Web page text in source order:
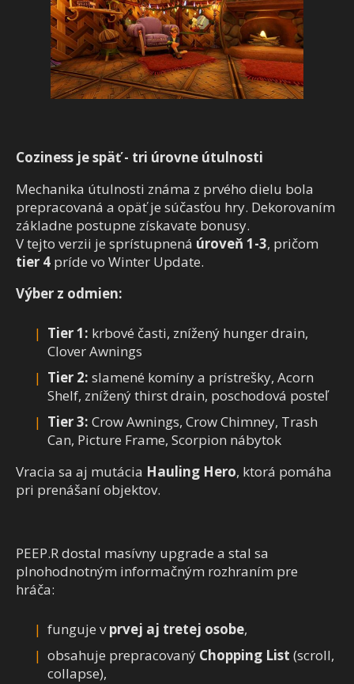
Coziness je späť - tri úrovne útulnosti
Mechanika útulnosti známa z prvého dielu bola
prepracovaná a opäť je súčasťou hry. Dekorovaním
základne postupne získavate bonusy.
V tejto verzii je sprístupnená úroveň 1-3, pričom
tier 4 príde vo Winter Update.
Výber z odmien:
Tier 1: krbové časti, znížený hunger drain,
Clover Awnings
Tier 2: slamené komíny a prístrešky, Acorn
Shelf, znížený thirst drain, poschodová posteľ
Tier 3: Crow Awnings, Crow Chimney, Trash
Can, Picture Frame, Scorpion nábytok
Vracia sa aj mutácia Hauling Hero, ktorá pomáha
pri prenášaní objektov.
PEEP.R dostal masívny upgrade a stal sa
plnohodnotným informačným rozhraním pre
hráča:
funguje vprvej aj tretej osobe,
obsahuje prepracovaný Chopping List (scroll,
collapse),